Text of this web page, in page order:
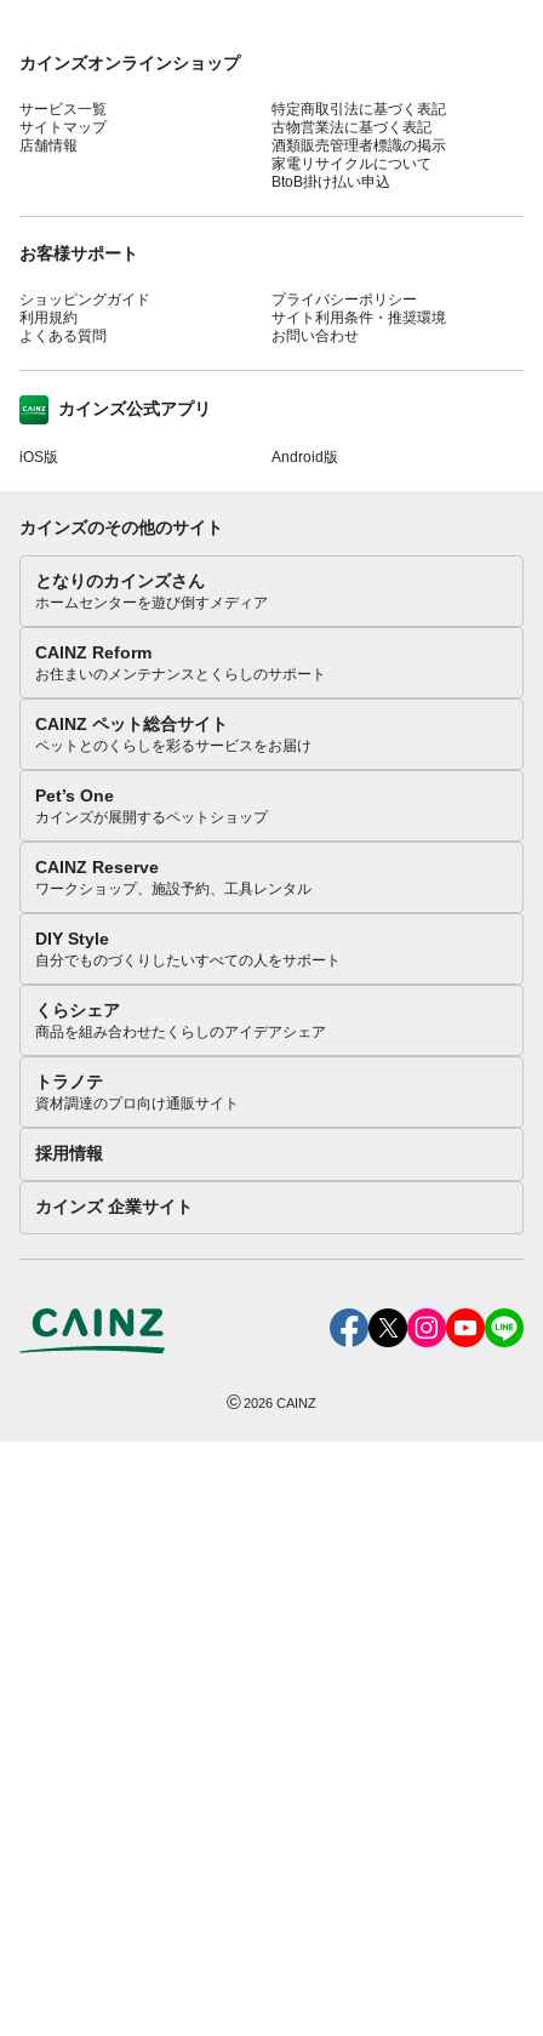
カインズオンラインショップ
サービス一覧
サイトマップ
店舗情報
特定商取引法に基づく表記
古物営業法に基づく表記
酒類販売管理者標識の掲示
家電リサイクルについて
BtoB掛け払い申込
お客様サポート
ショッピングガイド
利用規約
よくある質問
プライバシーポリシー
サイト利用条件・推奨環境
お問い合わせ
カインズ公式アプリ
iOS版 Android版
カインズのその他のサイト
となりのカインズさん
ホームセンターを遊び倒すメディア
CAINZ Reform
お住まいのメンテナンスとくらしのサポート
CAINZ ペット総合サイト
ペットとのくらしを彩るサービスをお届け
Pet’s One
カインズが展開するペットショップ
CAINZ Reserve
ワークショップ、施設予約、工具レンタル
DIY Style
自分でものづくりしたいすべての人をサポート
くらシェア
商品を組み合わせたくらしのアイデアシェア
トラノテ
資材調達のプロ向け通販サイト
採用情報
カインズ 企業サイト
©2026 CAINZ